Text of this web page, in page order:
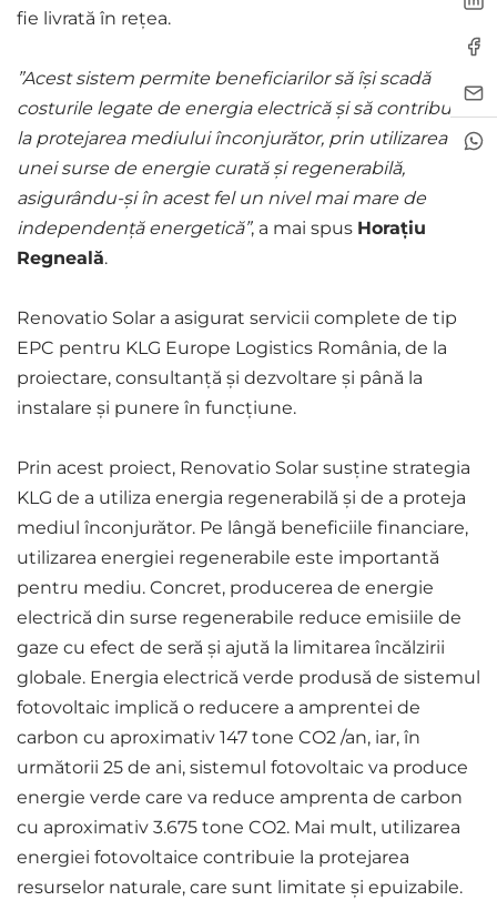
fie livrată în rețea.
”Acest sistem permite beneficiarilor să își scadă
costurile legate de energia electrică și să contribuie
la protejarea mediului înconjurător, prin utilizarea
unei surse de energie curată și regenerabilă,
asigurându-și în acest fel un nivel mai mare de
independență energetică”, a mai spus Horațiu
Regneală.
Renovatio Solar a asigurat servicii complete de tip
EPC pentru KLG Europe Logistics România, de la
proiectare, consultanță și dezvoltare și până la
instalare și punere în funcțiune.
Prin acest proiect, Renovatio Solar susține strategia
KLG de a utiliza energia regenerabilă și de a proteja
mediul înconjurător. Pe lângă beneficiile financiare,
utilizarea energiei regenerabile este importantă
pentru mediu. Concret, producerea de energie
electrică din surse regenerabile reduce emisiile de
gaze cu efect de seră și ajută la limitarea încălzirii
globale. Energia electrică verde produsă de sistemul
fotovoltaic implică o reducere a amprentei de
carbon cu aproximativ 147 tone CO2 /an, iar, în
următorii 25 de ani, sistemul fotovoltaic va produce
energie verde care va reduce amprenta de carbon
cu aproximativ 3.675 tone CO2. Mai mult, utilizarea
energiei fotovoltaice contribuie la protejarea
resurselor naturale, care sunt limitate și epuizabile.